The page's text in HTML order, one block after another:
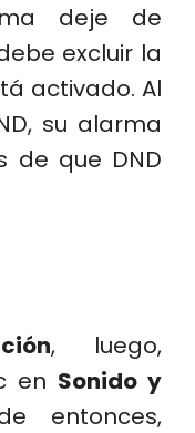
deje de
excluir la
activado. Al
su alarma
de que DND
, luego,
en Sonido y
entonces,